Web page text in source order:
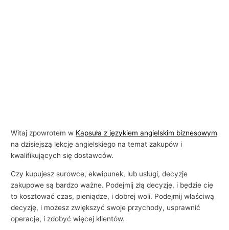
Witaj zpowrotem w Kapsuła z językiem angielskim biznesowym
na dzisiejszą lekcję angielskiego na temat zakupów i
kwalifikujących się dostawców.
Czy kupujesz surowce, ekwipunek, lub usługi, decyzje
zakupowe są bardzo ważne. Podejmij złą decyzję, i będzie cię
to kosztować czas, pieniądze, i dobrej woli. Podejmij właściwą
decyzję, i możesz zwiększyć swoje przychody, usprawnić
operacje, i zdobyć więcej klientów.